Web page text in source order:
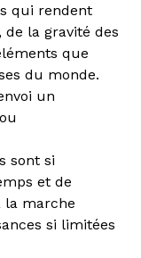
qui rendent
de la gravité des
que
du monde.
un
sont si
et de
la marche
si limitées